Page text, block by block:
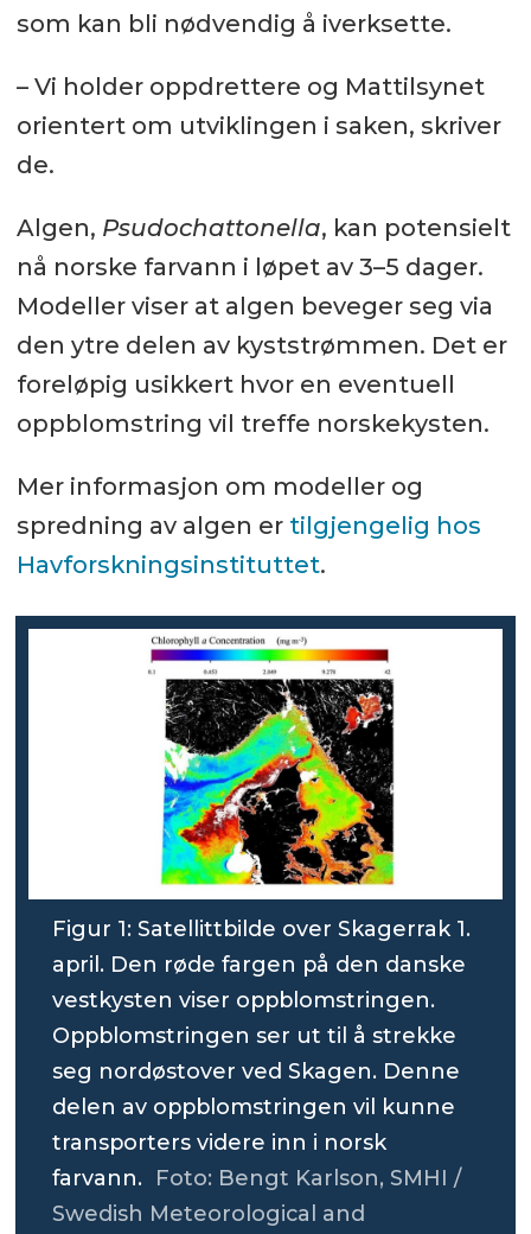
som kan bli nødvendig å iverksette.
– Vi holder oppdrettere og Mattilsynet
orientert om utviklingen i saken, skriver
de.
Algen, Psudochattonella, kan potensielt
nå norske farvann i løpet av 3–5 dager.
Modeller viser at algen beveger seg via
den ytre delen av kyststrømmen. Det er
foreløpig usikkert hvor en eventuell
oppblomstring vil treffe norskekysten.
Mer informasjon om modeller og
spredning av algen er tilgjengelig hos
Havforskningsinstituttet.
Figur 1: Satellittbilde over Skagerrak 1.
april. Den røde fargen på den danske
vestkysten viser oppblomstringen.
Oppblomstringen ser ut til å strekke
seg nordøstover ved Skagen. Denne
delen av oppblomstringen vil kunne
transporters videre inn i norsk
farvann. Foto: Bengt Karlson, SMHI /
Swedish Meteorological and